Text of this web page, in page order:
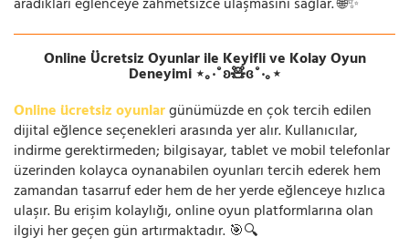
Online Ücretsiz Oyunlar ile Keyifli ve Kolay Oyun
Deneyimi ⋆｡‧˚ʚ🧸ɞ˚‧｡⋆
Online ücretsiz oyunlargünümüzde en çok tercih edilen
dijital eğlence seçenekleri arasında yer alır. Kullanıcılar,
indirme gerektirmeden; bilgisayar, tablet ve mobil telefonlar
üzerinden kolayca oynanabilen oyunları tercih ederek hem
zamandan tasarruf eder hem de her yerde eğlenceye hızlıca
ulaşır. Bu erişim kolaylığı, online oyun platformlarına olan
ilgiyi her geçen gün artırmaktadır. 🎯🔍